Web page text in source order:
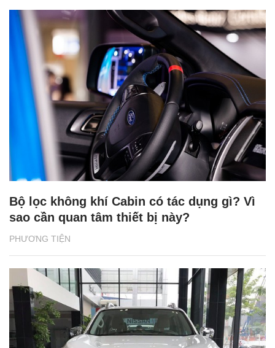
PHƯƠNG TIỆN
Bộ lọc không khí Cabin có tác dụng gì? Vì
sao cần quan tâm thiết bị này?